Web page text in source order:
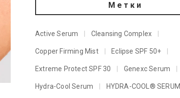
Метки
Active Serum Cleansing Complex
Copper Firming Mist Eclipse SPF 50+
Extreme Protect SPF 30 Genexc Serum
Hydra-Cool Serum HYDRA-COOL® SERUM